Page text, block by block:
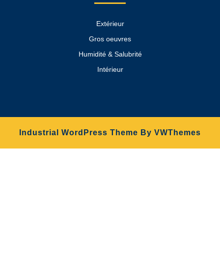
Extérieur
Gros oeuvres
Humidité & Salubrité
Intérieur
Industrial WordPress Theme By VWThemes